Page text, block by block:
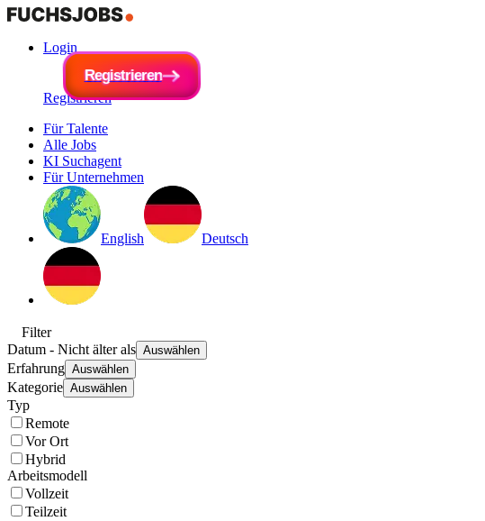
Login
Registrieren
Registrieren
Registrieren
Für Talente
Alle Jobs
KI Suchagent
Für Unternehmen
English Deutsch
Filter
Datum - Nicht älter als Auswählen
Erfahrung Auswählen
Kategorie Auswählen
Typ
Remote
Vor Ort
Hybrid
Arbeitsmodell
Vollzeit
Teilzeit